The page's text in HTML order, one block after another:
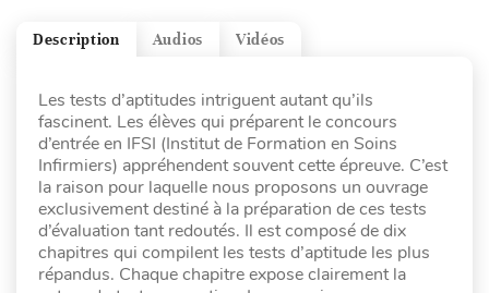
Vidéos
Audios
Description
Les tests d’aptitudes intriguent autant qu’ils
fascinent. Les élèves qui préparent le concours
d’entrée en IFSI (Institut de Formation en Soins
Infirmiers) appréhendent souvent cette épreuve. C’est
la raison pour laquelle nous proposons un ouvrage
exclusivement destiné à la préparation de ces tests
d’évaluation tant redoutés. Il est composé de dix
chapitres qui compilent les tests d’aptitude les plus
répandus. Chaque chapitre expose clairement la